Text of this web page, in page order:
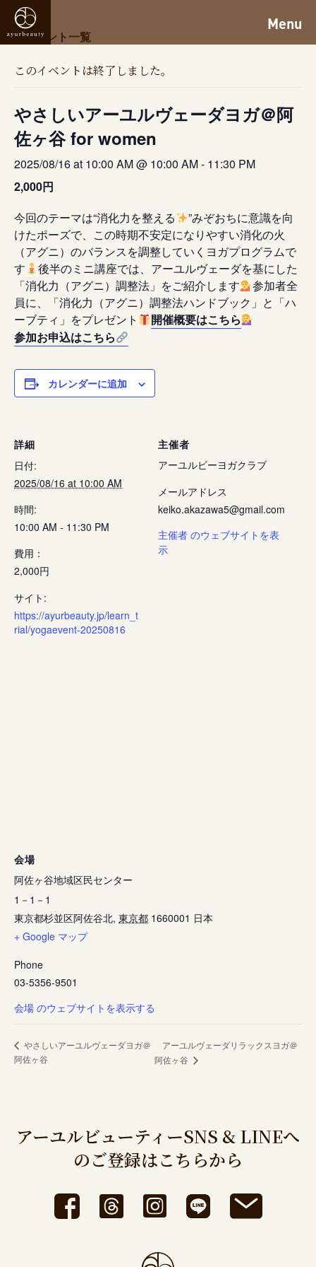
Menu
« イベント一覧
このイベントは終了しました。
やさしいアーユルヴェーダヨガ＠阿
佐ヶ谷 for women
2025/08/16 at 10:00 AM @ 10:00 AM- 11:30 PM
2,000円
今回のテーマは“消化力を整える
”みぞおちに意識を向
けたポーズで、この時期不安定になりやすい消化の火
（アグニ）のバランスを調整していくヨガプログラムで
す
後半のミニ講座では、アーユルヴェーダを基にした
「消化力（アグニ）調整法」をご紹介します
参加者全
員に、「消化力（アグニ）調整法ハンドブック」と「ハ
ーブティ」をプレゼント
開催概要はこちら
参加お申込はこちら
カレンダーに追加
詳細
日付:
2025/08/16 at 10:00 AM
時間:
10:00 AM - 11:30 PM
費用：
2,000円
サイト:
https://ayurbeauty.jp/learn_t
rial/yogaevent-20250816
主催者
アーユルビーヨガクラブ
メールアドレス
keiko.akazawa5@gmail.com
主催者 のウェブサイトを表
示
会場
阿佐ヶ谷地域区民センター
1－1－1
東京都杉並区阿佐谷北, 東京都 1660001 日本
+ Google マップ
Phone
03-5356-9501
会場 のウェブサイトを表示する
やさしいアーユルヴェーダヨガ＠
阿佐ヶ谷
アーユルヴェーダリラックスヨガ＠
阿佐ヶ谷
アーユルビューティーSNS & LINEへ
のご登録はこちらから